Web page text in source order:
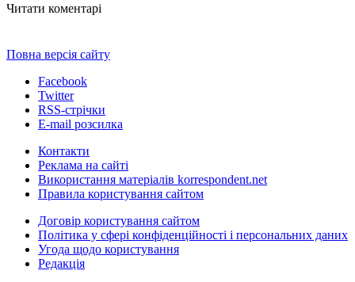
Читати коментарі
Повна версія сайту
Facebook
Twitter
RSS-стрічки
E-mail розсилка
Контакти
Реклама на сайті
Використання матеріалів korrespondent.net
Правила користування сайтом
Договір користування сайтом
Політика у сфері конфіденційності і персональних даних
Угода щодо користування
Редакція